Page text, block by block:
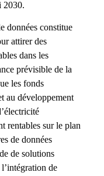
2030.
données constitue
attirer des
dans les
prévisible de la
les fonds
au développement
rentables sur le plan
de données
de solutions
de